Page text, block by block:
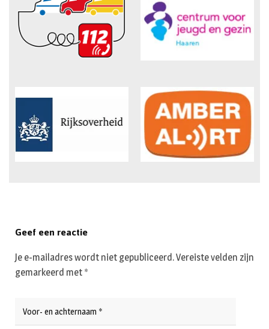
Geef een reactie
Je e-mailadres wordt niet gepubliceerd.Vereiste velden zijn
gemarkeerd met *